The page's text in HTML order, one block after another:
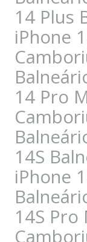
14 Plus
iPhone
14 Pro
14S
iPhone
14S Pro